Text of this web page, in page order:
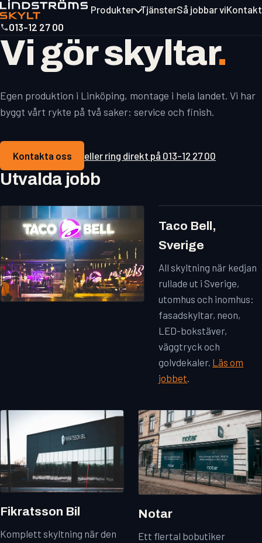
Produkter TjänsterSå jobbar viKontakt
013-12 27 00
Vi gör skyltar.
Egen produktion i Linköping, montage i hela landet. Vi har
byggt vårt rykte på två saker: service och finish.
Kontakta oss eller ring direkt på 013-12 27 00
Utvalda jobb
Taco Bell,
Sverige
All skyltning när kedjan
rullade ut i Sverige,
utomhus och inomhus:
fasadskyltar, neon,
LED-bokstäver,
väggtryck och
golvdekaler. Läs om
jobbet.
Fikratsson Bil
Komplett skyltning när den
Notar
Ett flertal bobutiker